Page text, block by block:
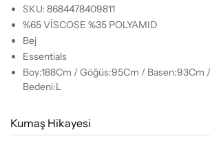
SKU: 8684478409811
%65 VİSCOSE %35 POLYAMID
Bej
Essentials
Boy:188Cm / Göğüs:95Cm / Basen:93Cm
Bedeni:L
Kumaş Hikayesi